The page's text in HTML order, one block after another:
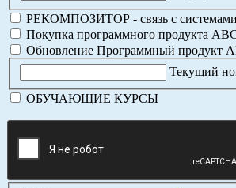
РЕКОМПОЗИТОР - связь с
Покупка программного продукта
Обновление Программный продукт
Текущий
ОБУЧАЮЩИЕ КУРСЫ